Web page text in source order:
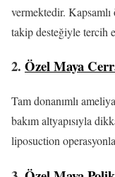
vermektedir. Kapsamlı
takip desteğiyle tercih
2. Özel Maya
Tam donanımlı
bakım altyapısıyla
liposuction